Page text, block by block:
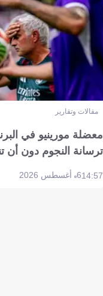
مقالات وتقارير
معضلة مورينيو في
ترسانة النجوم دون أن
14:576 أغسطس 2026